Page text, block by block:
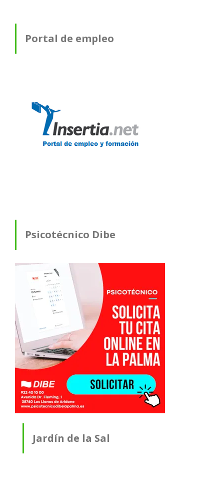
Portal de empleo
Psicotécnico Dibe
Jardín de la Sal